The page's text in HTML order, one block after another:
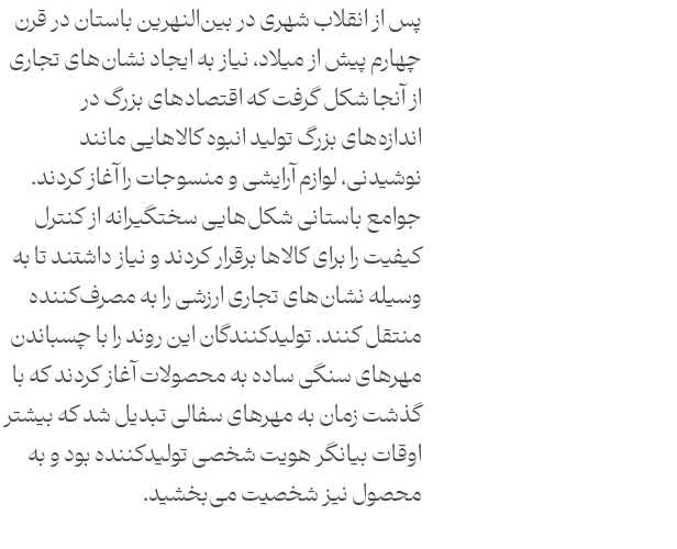
پس از انقلاب شهری در بین‌النهرین باستان در قرن
چهارم پیش از میلاد، نیاز به ایجاد نشان‌های تجاری
از آنجا شکل گرفت که اقتصادهای بزرگ در
اندازه‌های بزرگ تولید انبوه کالاهایی مانند
نوشیدنی، لوازم آرایشی و منسوجات را آغاز کردند.
جوامع باستانی شکل‌هایی سختگیرانه از کنترل
کیفیت را برای کالاها برقرار کردند و نیاز داشتند تا به
وسیله نشان‌های تجاری ارزشی را به مصرف‌کننده
منتقل کنند. تولیدکنندگان این روند را با چسباندن
مهرهای سنگی ساده به محصولات آغاز کردند که با
گذشت زمان به مهرهای سفالی تبدیل شد که بیشتر
اوقات بیانگر هویت شخصی تولیدکننده بود و به
محصول نیز شخصیت می‌بخشید.